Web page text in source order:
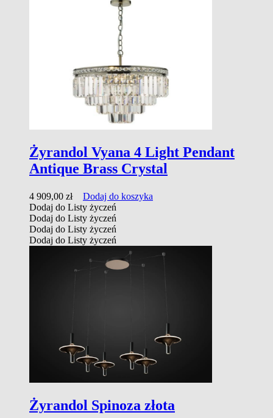
Żyrandol Vyana 4 Light Pendant
Antique Brass Crystal
4 909,00 zł
Dodaj do koszyka
Dodaj do Listy życzeń
Dodaj do Listy życzeń
Dodaj do Listy życzeń
Dodaj do Listy życzeń
Żyrandol Spinoza złota